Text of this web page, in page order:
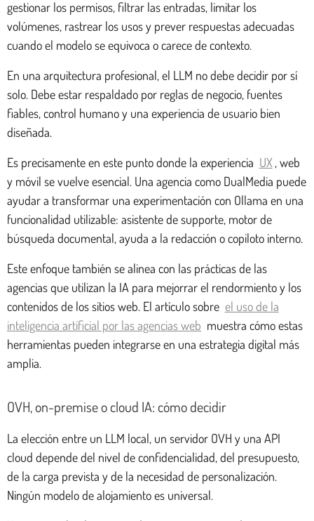
gestionar los permisos, filtrar las entradas, limitar los
volúmenes, rastrear los usos y prever respuestas adecuadas
cuando el modelo se equivoca o carece de contexto.
En una arquitectura profesional, el LLM no debe decidir por sí
solo. Debe estar respaldado por reglas de negocio, fuentes
fiables, control humano y una experiencia de usuario bien
diseñada.
Es precisamente en este punto donde la experiencia UX , web
y móvil se vuelve esencial. Una agencia como DualMedia puede
ayudar a transformar una experimentación con Ollama en una
funcionalidad utilizable: asistente de supporte, motor de
búsqueda documental, ayuda a la redacción o copiloto interno.
Este enfoque también se alinea con las prácticas de las
agencias que utilizan la IA para mejorrar el rendormiento y los
contenidos de los sitios web. El artículo sobre el uso de la
inteligencia artificial por las agencias web muestra cómo estas
herramientas pueden integrarse en una estrategia digital más
amplia.
OVH, on-premise o cloud IA: cómo decidir
La elección entre un LLM local, un servidor OVH y una API
cloud depende del nivel de confidencialidad, del presupuesto,
de la carga prevista y de la necesidad de personalización.
Ningún modelo de alojamiento es universal.